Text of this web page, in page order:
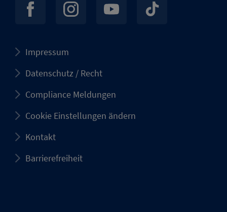
Impressum
Datenschutz / Recht
Compliance Meldungen
Cookie Einstellungen ändern
Kontakt
Barrierefreiheit